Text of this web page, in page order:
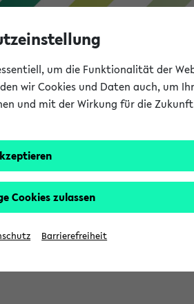
um die Funktionalität der
wir Cookies und Daten auch, um
und mit der Wirkung für die
Cookies zulassen
Barrierefreiheit